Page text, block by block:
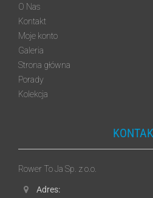
O Nas
Kontakt
Moje konto
Galeria
Strona główna
Porady
Kolekcja
Rower To Ja Sp. z o.o.
Adres: